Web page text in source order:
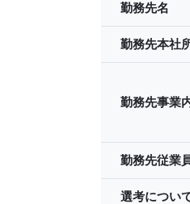
勤務先名
勤務先本社
勤務先事業
勤務先従業
選考につい